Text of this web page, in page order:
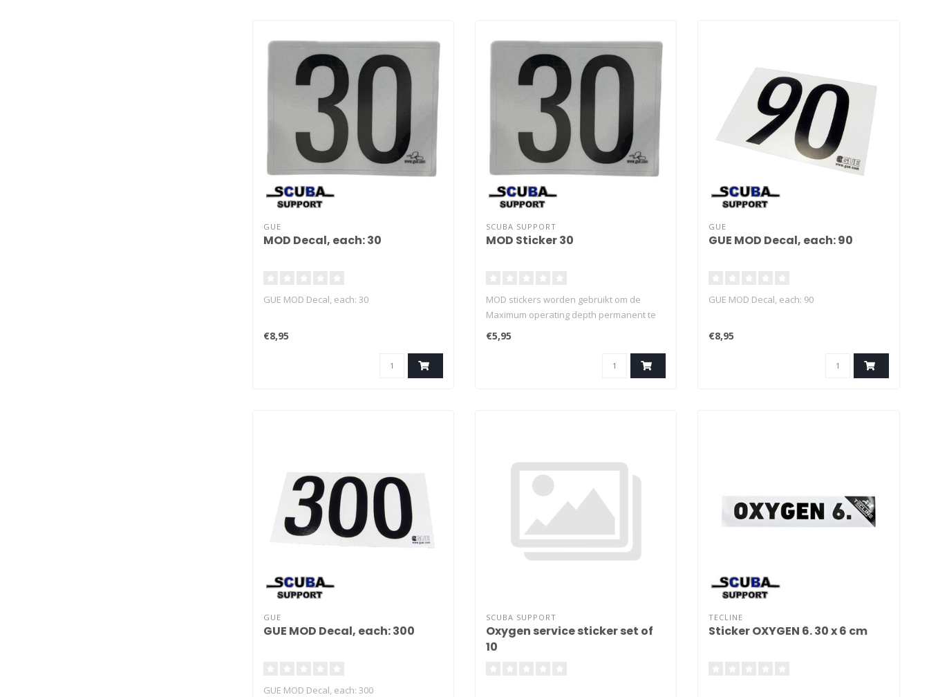
GUE
MOD Decal, each: 30
GUE MOD Decal, each: 30
€8,95
SCUBA SUPPORT
MOD Sticker 30
MOD stickers worden gebruikt om de
Maximum operating depth permanent te
markeren op flessen Duurzaam vinyl
geschikt voor gebruik onderwater
€5,95
GUE
GUE MOD Decal, each: 90
GUE MOD Decal, each: 90
€8,95
GUE
GUE MOD Decal, each: 300
GUE MOD Decal, each: 300
SCUBA SUPPORT
Oxygen service sticker set of
10
TECLINE
Sticker OXYGEN 6. 30 x 6 cm